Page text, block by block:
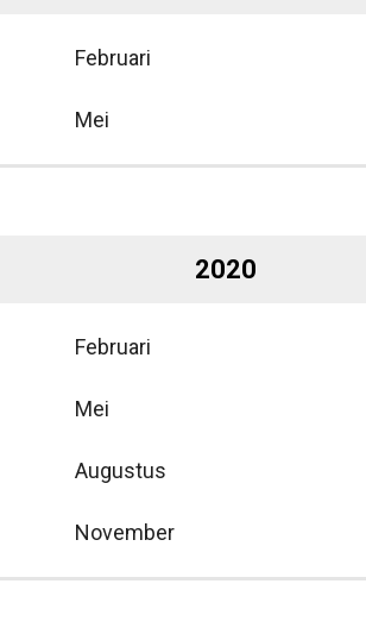
Februari
Mei
2020
Februari
Mei
Augustus
November